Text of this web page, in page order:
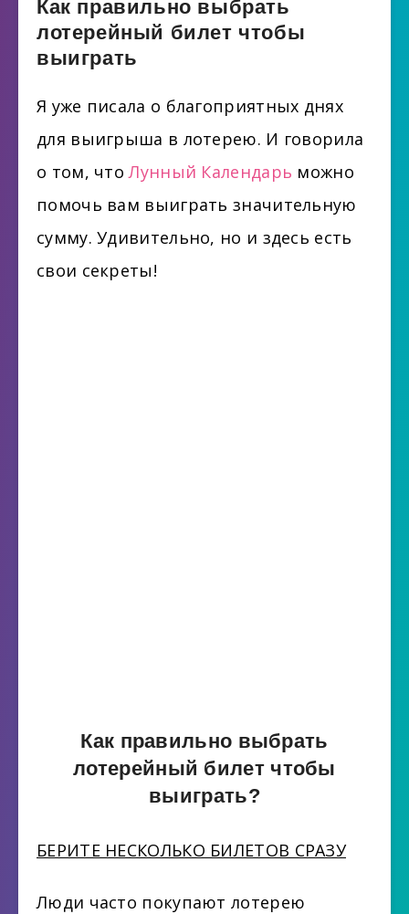
Как правильно выбрать
лотерейный билет чтобы
выиграть
Я уже писала о благоприятных днях
для выигрыша в лотерею. И говорила
о том, чтоЛунный Календарь можно
помочь вам выиграть значительную
сумму. Удивительно, но и здесь есть
свои секреты!
Как правильно выбрать
лотерейный билет чтобы
выиграть?
БЕРИТЕ НЕСКОЛЬКО БИЛЕТОВ СРАЗУ
Люди часто покупают лотерею